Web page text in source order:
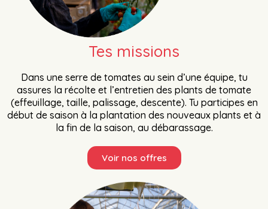
Tes missions
Dans une serre de tomates au sein d’une équipe, tu
assures la récolte et l’entretien des plants de tomate
(effeuillage, taille, palissage, descente). Tu participes en
début de saison à la plantation des nouveaux plants et à
la fin de la saison, au débarassage.
Voir nos offres